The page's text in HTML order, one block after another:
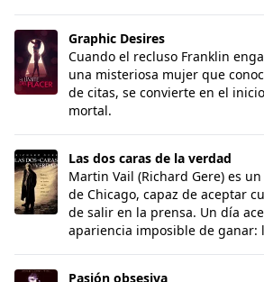
Graphic Desires
Graphic Desires
Cuando el recluso Franklin
una misteriosa mujer que
de citas, se convierte en el
mortal.
Las dos caras de la verdad
Las dos caras de la verdad
Martin Vail (Richard Gere) es
de Chicago, capaz de aceptar
de salir en la prensa. Un día
apariencia imposible de ganar:
Pasión obsesiva
Pasión obsesiva